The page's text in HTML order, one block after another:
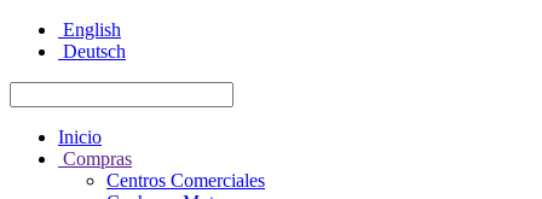
English
Deutsch
Inicio
Compras
Centros Comerciales